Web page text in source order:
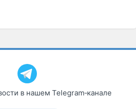
в нашем Telegram‑канале